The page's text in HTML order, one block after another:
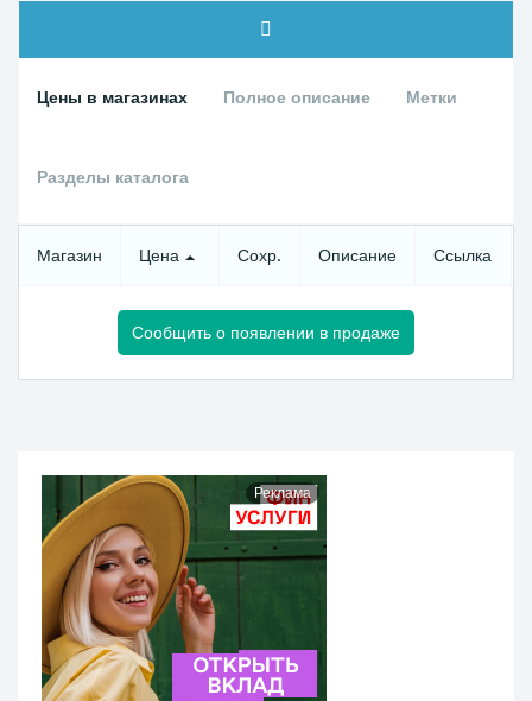
Цены в магазинах Полное описание Метки
Разделы каталога
Магазин Цена Сохр. Описание Ссылка
Сообщить о появлении в продаже
Реклама